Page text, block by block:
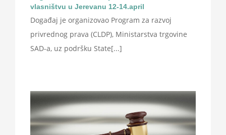
vlasništvu u Jerevanu 12-14.april
Događaj je organizovao Program za razvoj
privrednog prava (CLDP), Ministarstva trgovine
SAD-a, uz podršku State[...]